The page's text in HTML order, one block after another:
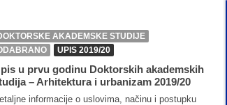
AKADEMSKE STUDIJE
UPIS 2019/20
u prvu godinu Doktorskih akademskih
– Arhitektura i urbanizam 2019/20
informacije o uslovima, načinu i postupku